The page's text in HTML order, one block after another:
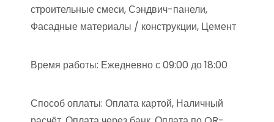
строительные смеси, Сэндвич-панели,
Фасадные материалы / конструкции, Цемент
Время работы: Ежедневно с 09:00 до 18:00
Способ оплаты: Оплата картой, Наличный